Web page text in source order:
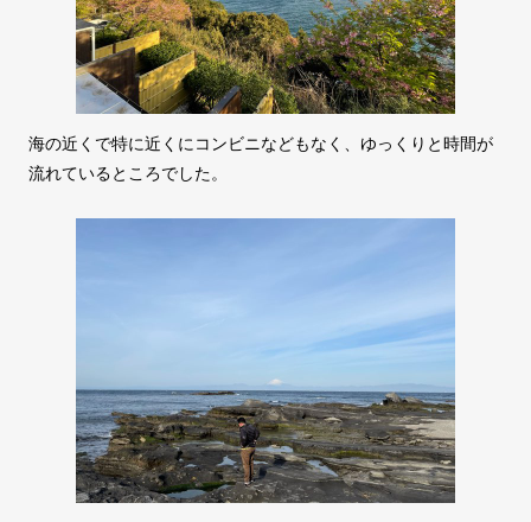
海の近くで特に近くにコンビニなどもなく、ゆっくりと時間が
流れているところでした。